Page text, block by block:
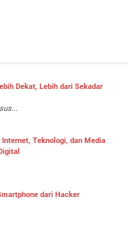
Dekat, Lebih dari Sekadar
Teknologi, dan Media
dari Hacker